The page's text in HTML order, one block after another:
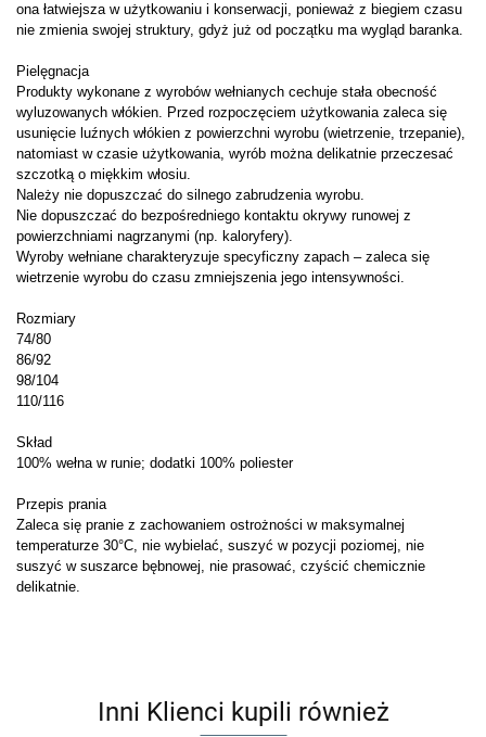
ona łatwiejsza w użytkowaniu i konserwacji, ponieważ z biegiem czasu
nie zmienia swojej struktury, gdyż już od początku ma wygląd baranka.
Pielęgnacja
Produkty wykonane z wyrobów wełnianych cechuje stała obecność
wyluzowanych włókien. Przed rozpoczęciem użytkowania zaleca się
usunięcie luźnych włókien z powierzchni wyrobu (wietrzenie, trzepanie),
natomiast w czasie użytkowania, wyrób można delikatnie przeczesać
szczotką o miękkim włosiu.
Należy nie dopuszczać do silnego zabrudzenia wyrobu.
Nie dopuszczać do bezpośredniego kontaktu okrywy runowej z
powierzchniami nagrzanymi (np. kaloryfery).
Wyroby wełniane charakteryzuje specyficzny zapach – zaleca się
wietrzenie wyrobu do czasu zmniejszenia jego intensywności.
Rozmiary
74/80
86/92
98/104
110/116
Skład
100% wełna w runie; dodatki 100% poliester
Przepis prania
Zaleca się pranie z zachowaniem ostrożności w maksymalnej
temperaturze 30°C, nie wybielać, suszyć w pozycji poziomej, nie
suszyć w suszarce bębnowej, nie prasować, czyścić chemicznie
delikatnie.
Inni Klienci kupili również